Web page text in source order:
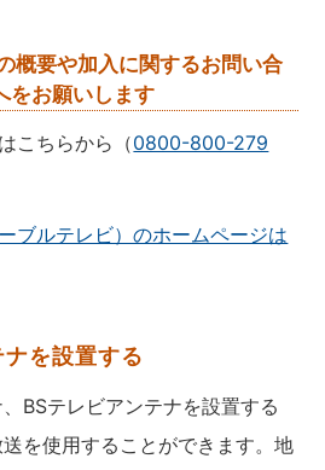
概要や加入に関するお問い合
をお願いします
こちらから（0800-800-279
ブルテレビ）のホームページは
を設置する
BSテレビアンテナを設置する
を使用することができます。地